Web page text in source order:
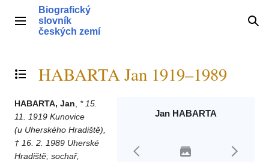
obsahHlavní menu
Biografický
slovník
českých zemí
Přepnout obsah
HABARTA Jan 1919–1989
Jan HABARTA
HABARTA, Jan
* 15.
11. 1919 Kunovice
(u Uherského Hradiště),
† 16. 2. 1989 Uherské
Hradiště, sochař,